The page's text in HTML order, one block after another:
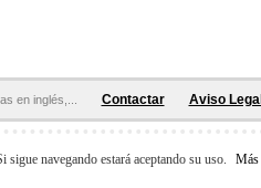
en inglés,... Contactar Aviso Legal
y Tablaturas
navegando estará aceptando su uso.
Más